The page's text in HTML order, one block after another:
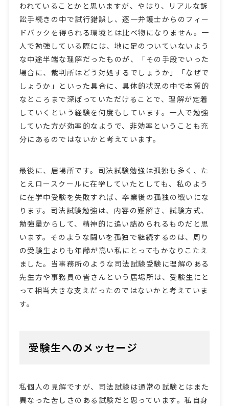
われていることかと思いますが、やはり、リアルな訴
訟手続きの中で試行錯誤し、逐一弁護士からのフィー
ドバックを得られる環境とは比べ物になりません。一
人で勉強している際には、地に足のついていないよう
な中途半端な理解だったものが、「その手段でいった
場合に、裁判所はどう対処するでしょうか」「なぜで
しょうか」といった具合に、具体的状況の中で本質的
なところまで深ぼっていただけることで、理解が定着
していくという経験を何度もしています。一人で勉強
していた方が効率的なようで、非効率ということも充
分にあるのではないかと考えています。
最後に、居場所です。司法試験勉強は孤独も多く、た
とえロースクールに在学していたとしても、私のよう
に在学中受験を失敗すれば、卒業後の孤独の戦いにな
ります。司法試験勉強は、内容の難解さ、試験方式、
勉強量からして、精神的に追い詰められるものだと思
います。そのような闘いを孤独で継続するのは、周り
の受験生よりも年齢が高い私にとってもかなりこたえ
ました。当事務所のような司法試験受験に理解のある
先生方や事務員の皆さんという居場所は、受験生にと
って相当大きな支えだったのではないかと考えていま
す。
受験生へのメッセージ
私個人の見解ですが、司法試験は通常の試験とはまた
異なった苦しさのある試験だと思っています。私自身